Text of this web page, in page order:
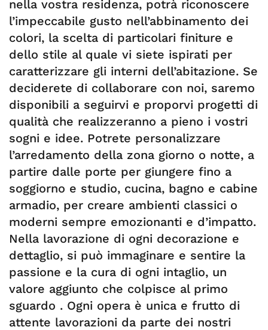
nella vostra residenza, potrà riconoscere
l’impeccabile gusto nell’abbinamento dei
colori, la scelta di particolari finiture e
dello stile al quale vi siete ispirati per
caratterizzare gli interni dell’abitazione. Se
deciderete di collaborare con noi, saremo
disponibili a seguirvi e proporvi progetti di
qualità che realizzeranno a pieno i vostri
sogni e idee. Potrete personalizzare
l’arredamento della zona giorno o notte, a
partire dalle porte per giungere fino a
soggiorno e studio, cucina, bagno e cabine
armadio, per creare ambienti classici o
moderni sempre emozionanti e d’impatto.
Nella lavorazione di ogni decorazione e
dettaglio, si può immaginare e sentire la
passione e la cura di ogni intaglio, un
valore aggiunto che colpisce al primo
sguardo . Ogni opera è unica e frutto di
attente lavorazioni da parte dei nostri